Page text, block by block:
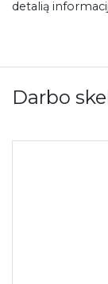
detalią
Darbo